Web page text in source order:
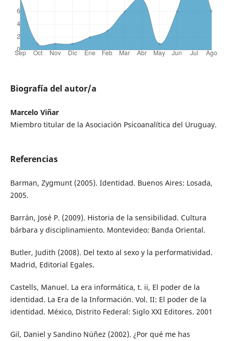
Biografía del autor/a
Marcelo Viñar
Miembro titular de la Asociación Psicoanalítica del Uruguay.
Referencias
Barman, Zygmunt (2005). Identidad. Buenos Aires: Losada,
2005.
Barrán, José P. (2009). Historia de la sensibilidad. Cultura
bárbara y disciplinamiento. Montevideo: Banda Oriental.
Butler, Judith (2008). Del texto al sexo y la performatividad.
Madrid, Editorial Egales.
Castells, Manuel. La era informática, t. ii, El poder de la
identidad. La Era de la Información. Vol. II: El poder de la
identidad. México, Distrito Federal: Siglo XXI Editores. 2001
Gil, Daniel y Sandino Núñez (2002). ¿Por qué me has